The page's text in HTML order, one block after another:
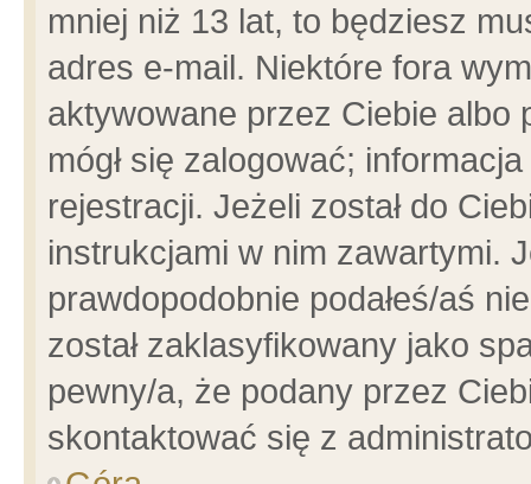
mniej niż 13 lat, to będziesz
adres e-mail. Niektóre fora
aktywowane przez Ciebie albo
mógł się zalogować;
rejestracji. Jeżeli został do
instrukcjami w nim zawartymi.
prawdopodobnie podałeś/aś
został zaklasyfikowany jako
pewny/a, że podany przez
skontaktować się z